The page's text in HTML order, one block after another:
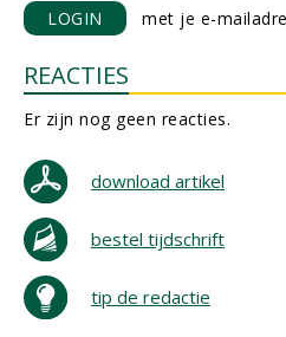
LOGIN met je e-
REACTIES
Er zijn nog geen reacties.
download artikel
bestel tijdschrift
tip de redactie